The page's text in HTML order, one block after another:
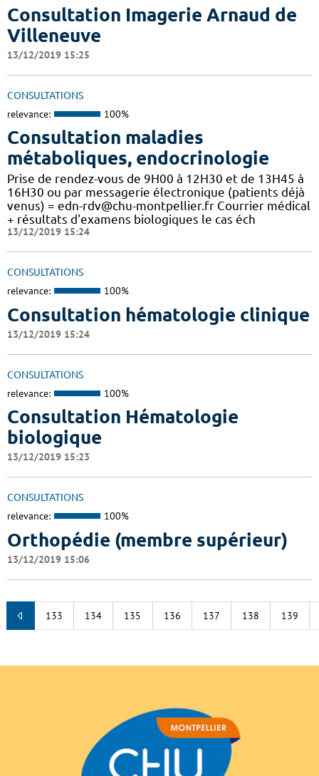
Consultation Imagerie Arnaud de
Villeneuve
13/12/2019 15:25
CONSULTATIONS
relevance: 100%
Consultation maladies
métaboliques, endocrinologie
Prise de rendez-vous de 9H00 à 12H30 et de 13H45 à
16H30 ou par messagerie électronique (patients déjà
venus) = edn-rdv@chu-montpellier.fr Courrier médical
+ résultats d'examens biologiques le cas éch
13/12/2019 15:24
CONSULTATIONS
relevance: 100%
Consultation hématologie clinique
13/12/2019 15:24
CONSULTATIONS
relevance: 100%
Consultation Hématologie
biologique
13/12/2019 15:23
CONSULTATIONS
relevance: 100%
Orthopédie (membre supérieur)
13/12/2019 15:06
133 134 135 136 137 138 139